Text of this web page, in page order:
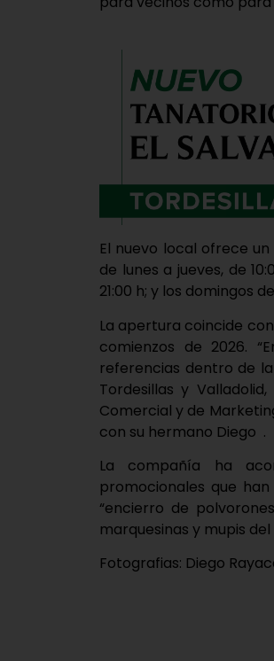
El nuevo local ofrece
de lunes a jueves, de
21:00 h; y los domingos
La apertura coincide
comienzos de 2026.
referencias dentro de
Tordesillas y
Comercial y de
con su hermano Diego .
La compañía ha
promocionales que
“encierro de
marquesinas y mupis del
Fotografias: Diego